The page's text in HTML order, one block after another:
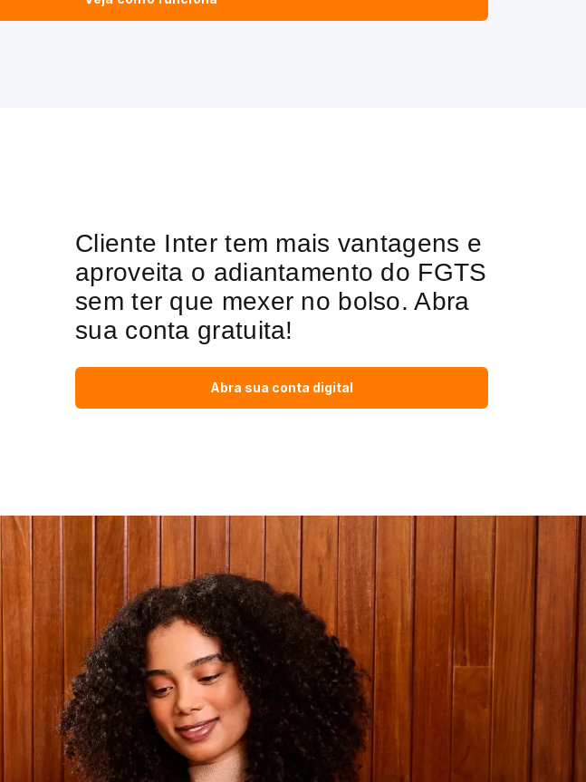
Cliente Inter tem mais vantagens e
aproveita o adiantamento do FGTS
sem ter que mexer no bolso. Abra
sua conta gratuita!
Abra sua conta digital